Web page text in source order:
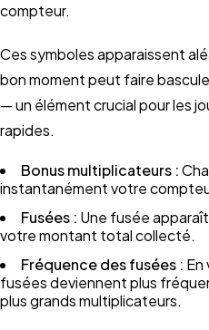
compteur.
Ces symboles apparaissent
bon moment peut faire
— un élément crucial pour les
rapides.
Bonus multiplicateurs :
instantanément votre
Fusées : Une fusée
votre montant total collecté.
Fréquence des fusées : En
fusées deviennent plus
plus grands multiplicateurs.